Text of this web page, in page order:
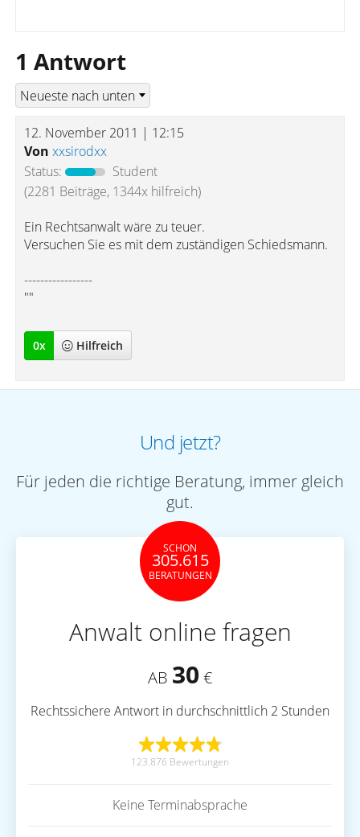
1 Antwort
12. November 2011 | 12:15
Von xxsirodxx
Status:
Student
(2281 Beiträge, 1344x hilfreich)
Ein Rechtsanwalt wäre zu teuer.
Versuchen Sie es mit dem zuständigen Schiedsmann.
-----------------
""
0x Hilfreich
Und jetzt?
Für jeden die richtige Beratung, immer gleich
gut.
SCHON
305.615
BERATUNGEN
Anwalt online fragen
AB 30 €
Rechtssichere Antwort in durchschnittlich 2 Stunden
123.876 Bewertungen
Keine Terminabsprache